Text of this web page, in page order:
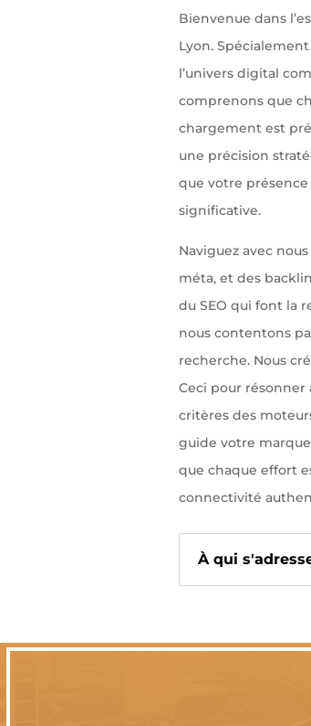
Bienvenue dans
Lyon.
l’univers digital
comprenons que
chargement est
une précision
que votre
significative.
Naviguez avec
méta, et des
du SEO qui font la
nous contentons
recherche. Nous
Ceci pour
critères des
guide votre
que chaque effort
connectivité
À qui